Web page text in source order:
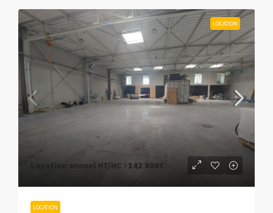
LOCATION
Location annuel HT/HC : 142 800€
LOCATION